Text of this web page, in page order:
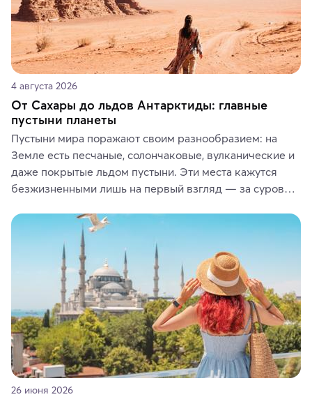
4 августа 2026
От Сахары до льдов Антарктиды: главные
пустыни планеты
Пустыни мира поражают своим разнообразием: на
Земле есть песчаные, солончаковые, вулканические и
даже покрытые льдом пустыни. Эти места кажутся
безжизненными лишь на первый взгляд — за суровой
животные и маршруты, которые дарят одни из самых
ярких впечатлений от путешествий.
26 июня 2026